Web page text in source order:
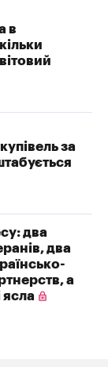
в
за
два
два
а
ясла